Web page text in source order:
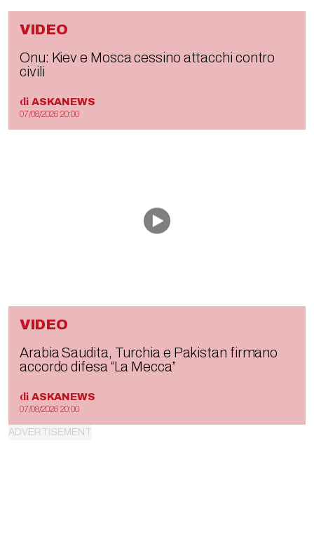
VIDEO
Onu: Kiev e Mosca cessino attacchi contro
civili
di ASKANEWS
07/08/2026 20:00
VIDEO
Arabia Saudita, Turchia e Pakistan firmano
accordo difesa “La Mecca”
di ASKANEWS
07/08/2026 20:00